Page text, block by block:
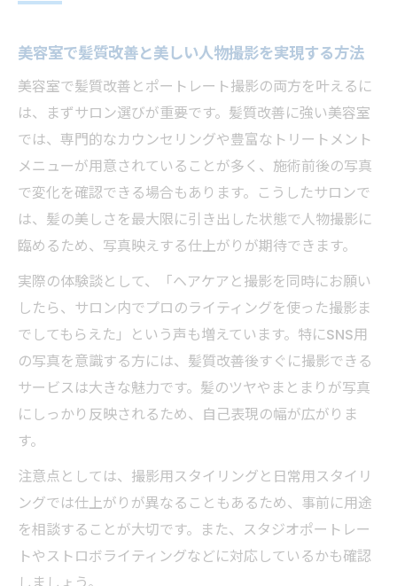
美容室で撮影する理想のスタジオポートレ
美容室ならではのポートレートライティン
グの種類
人物撮影に適した美容室のストロボ活用術
を紹介
髪質改善で印象が変わるポートレート体験
トップライトやアンブレラを活かす美容室
の工夫
美髪と写真映えを求める方へ本質解説
美容室で美髪と写真映えを両立させる秘訣
ポートレートサロン選びに大切な美容室の
本質とは
髪質改善と撮影設定が調和する美容室の選
び方
美容室で髪質改善と美しい人物撮影を実現する方法
美容室で髪質改善とポートレート撮影の両方を叶えるに
は、まずサロン選びが重要です。髪質改善に強い美容室
では、専門的なカウンセリングや豊富なトリートメント
メニューが用意されていることが多く、施術前後の写真
で変化を確認できる場合もあります。こうしたサロンで
は、髪の美しさを最大限に引き出した状態で人物撮影に
臨めるため、写真映えする仕上がりが期待できます。
実際の体験談として、「ヘアケアと撮影を同時にお願い
したら、サロン内でプロのライティングを使った撮影ま
でしてもらえた」という声も増えています。特にSNS用
の写真を意識する方には、髪質改善後すぐに撮影できる
サービスは大きな魅力です。髪のツヤやまとまりが写真
にしっかり反映されるため、自己表現の幅が広がりま
す。
注意点としては、撮影用スタイリングと日常用スタイリ
ングでは仕上がりが異なることもあるため、事前に用途
を相談することが大切です。また、スタジオポートレー
トやストロボライティングなどに対応しているかも確認